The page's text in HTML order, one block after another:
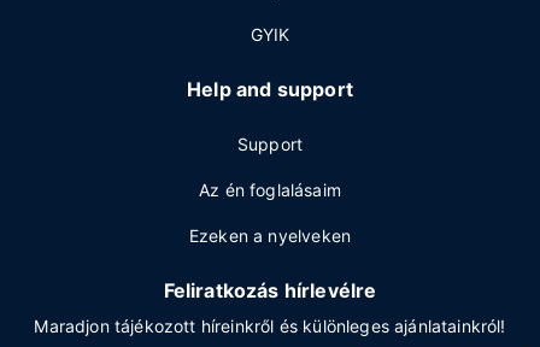
GYIK
Help and support
Support
Az én foglalásaim
Ezeken a nyelveken
Feliratkozás hírlevélre
Maradjon tájékozott híreinkről és különleges ajánlatainkról!